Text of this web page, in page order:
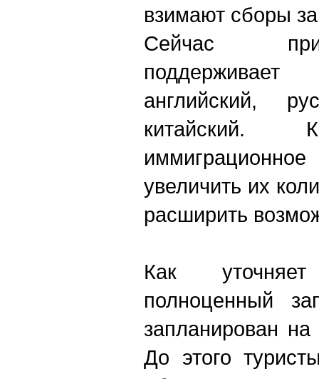
взимают сборы
Сейчас
английский,
увеличить их
расширить
Как
полноценный
запланирован
До этого